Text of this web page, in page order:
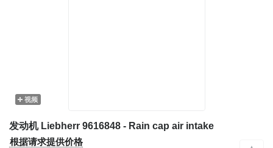
视频
发动机 Liebherr 9616848 - Rain cap air intake
根据请求提供价格